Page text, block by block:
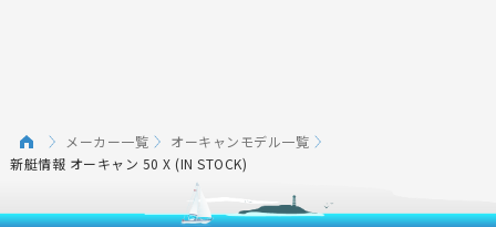
メーカー一覧
オーキャンモデル一覧
新艇情報 オーキャン 50 X (IN STOCK)